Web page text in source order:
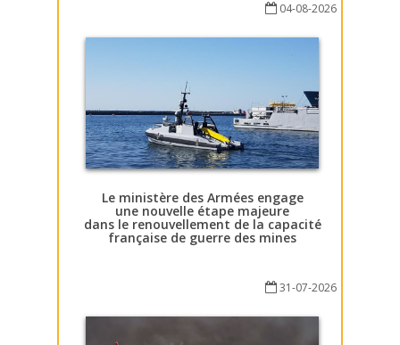
04-08-2026
Le ministère des Armées engage
une nouvelle étape majeure
dans le renouvellement de la capacité
française de guerre des mines
31-07-2026